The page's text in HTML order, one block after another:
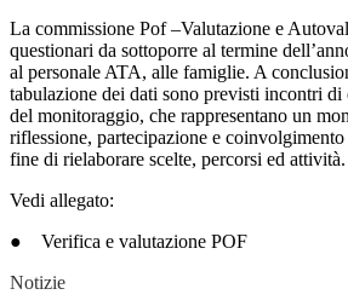
La commissione Pof –Valutazione e
questionari da sottoporre al termine
al personale ATA, alle famiglie. A
tabulazione dei dati sono previsti incontri
del monitoraggio, che rappresentano un
riflessione, partecipazione e
fine di rielaborare scelte, percorsi ed attività.
Vedi allegato:
● Verifica e valutazione POF
Notizie